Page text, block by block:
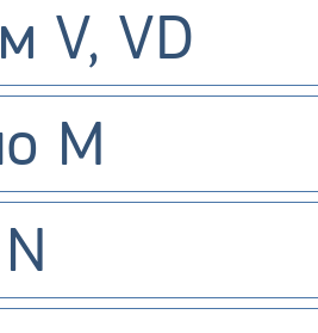
V, VD
M